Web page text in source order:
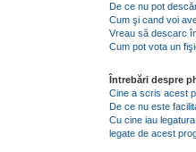
De ce nu pot
Cum şi cand voi
Vreau să descarc
Cum pot vota un
Întrebări despre
Cine a scris acest
De ce nu este
Cu cine iau
legate de acest